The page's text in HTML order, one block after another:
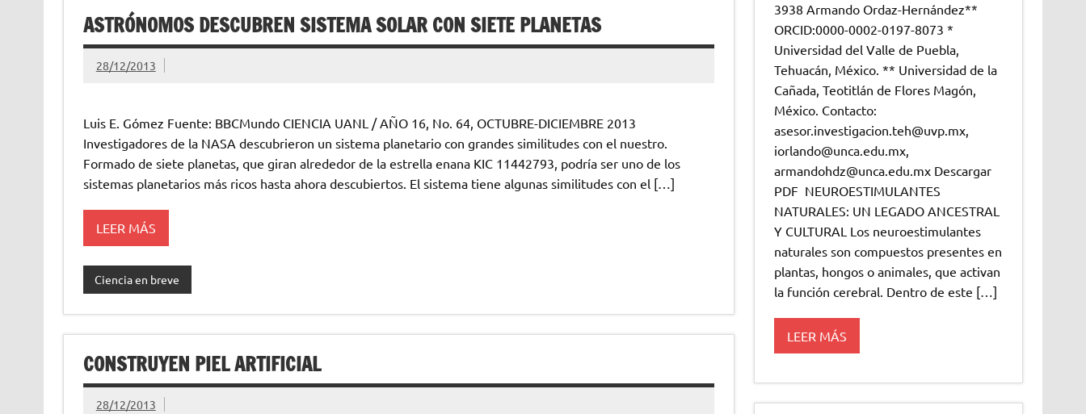
ASTRÓNOMOS DESCUBREN SISTEMA SOLAR CON SIETE PLANETAS
28/12/2013
Luis E. Gómez Fuente: BBCMundo CIENCIA UANL / AÑO 16, No. 64, OCTUBRE-DICIEMBRE 2013
Investigadores de la NASA descubrieron un sistema planetario con grandes similitudes con el nuestro.
Formado de siete planetas, que giran alrededor de la estrella enana KIC 11442793, podría ser uno de los
sistemas planetarios más ricos hasta ahora descubiertos. El sistema tiene algunas similitudes con el […]
LEER MÁS
Ciencia en breve
CONSTRUYEN PIEL ARTIFICIAL
28/12/2013
3938 Armando Ordaz-Hernández**
ORCID:0000-0002-0197-8073 *
Universidad del Valle de Puebla,
Tehuacán, México. ** Universidad de la
Cañada, Teotitlán de Flores Magón,
México. Contacto:
asesor.investigacion.teh@uvp.mx,
iorlando@unca.edu.mx,
armandohdz@unca.edu.mx Descargar
PDF NEUROESTIMULANTES
NATURALES: UN LEGADO ANCESTRAL
Y CULTURAL Los neuroestimulantes
naturales son compuestos presentes en
plantas, hongos o animales, que activan
la función cerebral. Dentro de este […]
LEER MÁS